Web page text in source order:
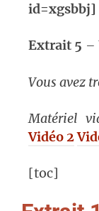
id=xgsbbj]
Extrait 5 –
Vous avez
Matériel
Vidéo 2
[toc]